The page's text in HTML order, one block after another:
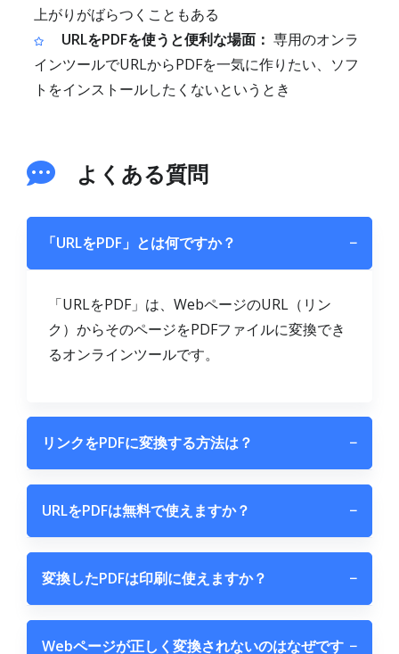
上がりがばらつくこともある
URLをPDFを使うと便利な場面： 専用のオンラ
インツールでURLからPDFを一気に作りたい、ソフ
トをインストールしたくないというとき
よくある質問
「URLをPDF」とは何ですか？ −
「URLをPDF」は、WebページのURL（リン
ク）からそのページをPDFファイルに変換でき
るオンラインツールです。
リンクをPDFに変換する方法は？ −
URLをPDFは無料で使えますか？ −
変換したPDFは印刷に使えますか？ −
Webページが正しく変換されないのはなぜです −